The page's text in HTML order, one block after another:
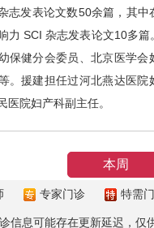
志发表论文数50余篇，其中
力 SCI 杂志发表论文10多
保健分会委员、北京医学会
。援建担任过河北燕达医院
医院妇产科副主任。
本周
专家门诊 特需
信息可能存在更新延迟，仅